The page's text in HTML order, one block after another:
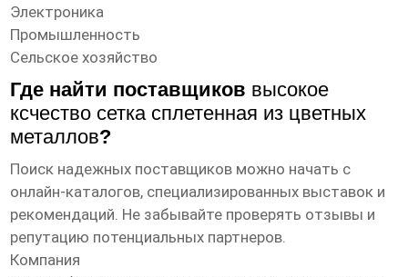
Электроника
Промышленность
Сельское хозяйство
Где найти поставщиков высокое
ксчество сетка сплетенная из цветных
металлов?
Поиск надежных поставщиков можно начать с
онлайн-каталогов, специализированных выставок и
рекомендаций. Не забывайте проверять отзывы и
репутацию потенциальных партнеров.
Компания